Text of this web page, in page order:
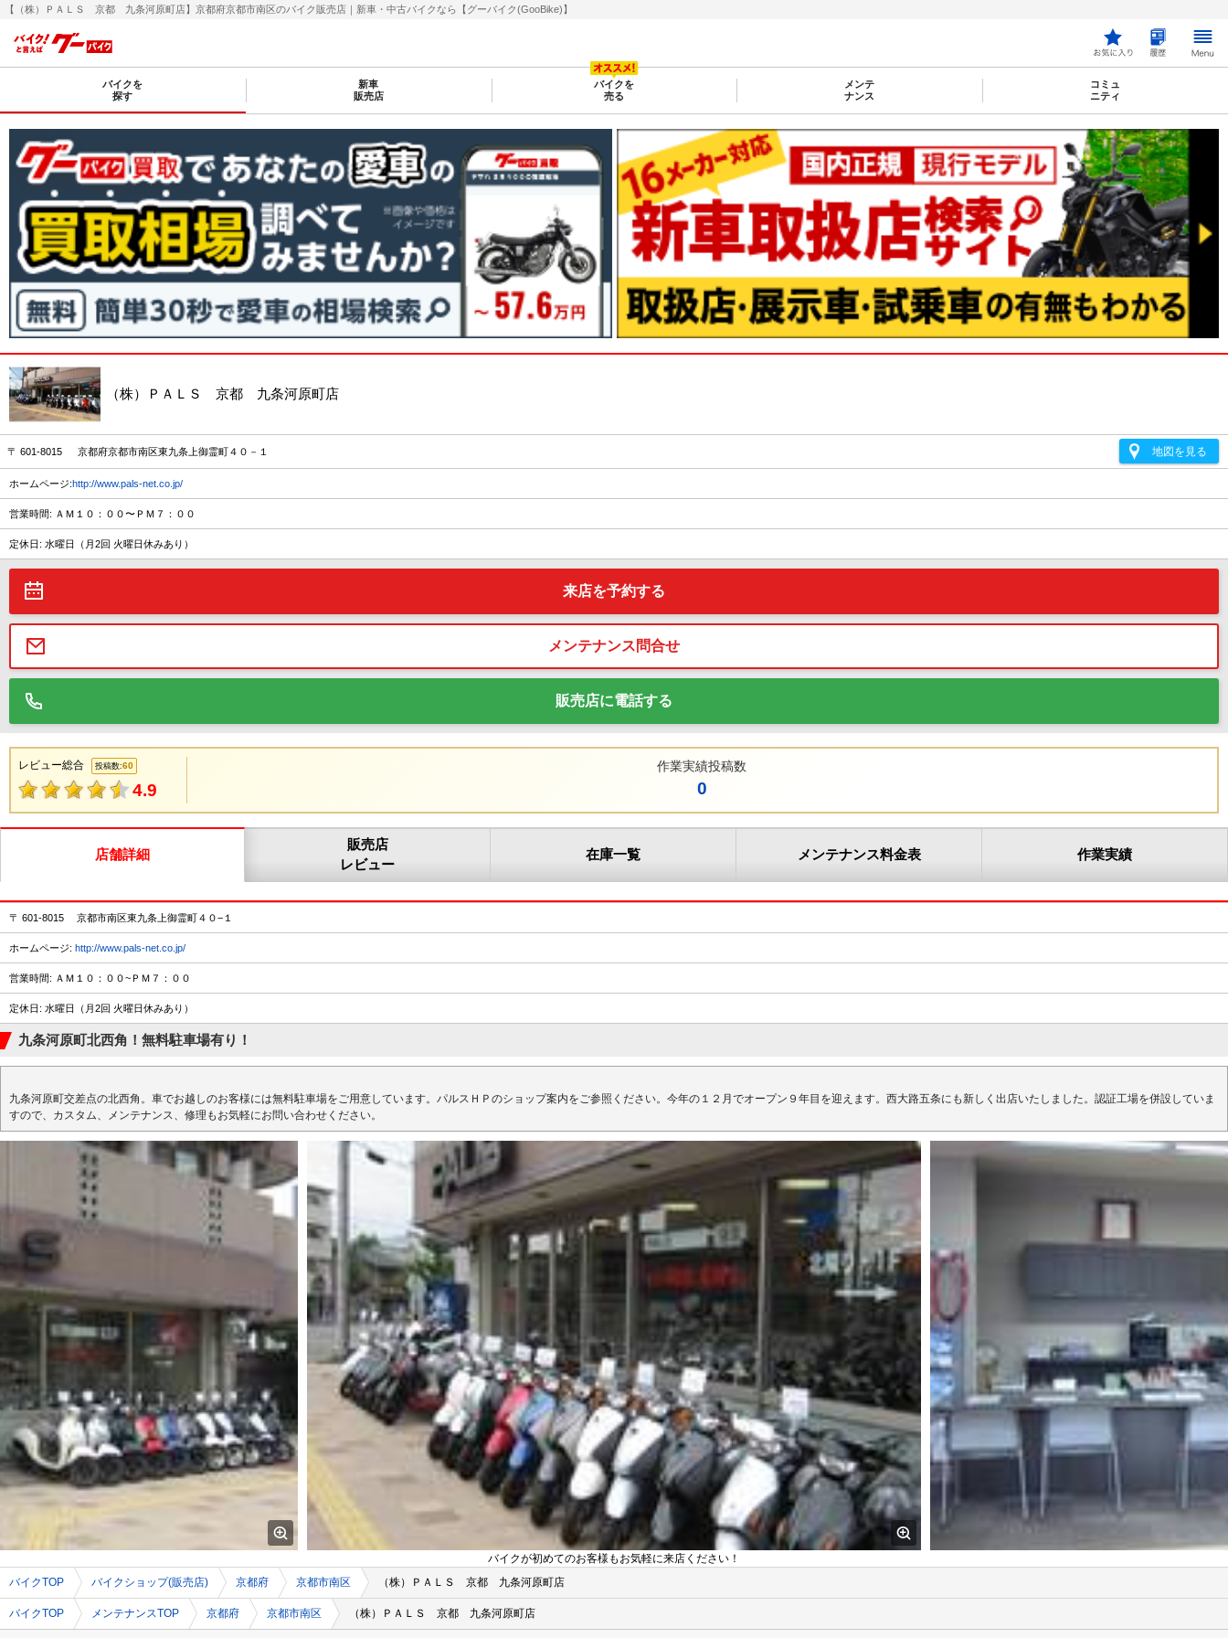
【（株）ＰＡＬＳ 京都 九条河原町店】京都府京都市南区のバイク販売店｜新車・中古バイクなら【グーバイク(GooBike)】
バイクを
探す
新車
販売店
バイクを
売る
メンテ
ナンス
コミュ
ニティ
（株）ＰＡＬＳ 京都 九条河原町店
〒 601-8015 京都府京都市南区東九条上御霊町４０－１ 地図を見る
ホームページ:http://www.pals-net.co.jp/
営業時間: ＡＭ１０：００〜ＰＭ７：００
定休日: 水曜日（月2回 火曜日休みあり）
来店を予約する
メンテナンス問合せ
販売店に電話する
レビュー総合 投稿数:60
4.9
作業実績投稿数
0
店舗詳細
販売店
レビュー
在庫一覧 メンテナンス料金表 作業実績
〒 601-8015 京都市南区東九条上御霊町４０−１
ホームページ: http://www.pals-net.co.jp/
営業時間: ＡＭ１０：００~ＰＭ７：００
定休日: 水曜日（月2回 火曜日休みあり）
九条河原町北西角！無料駐車場有り！
九条河原町交差点の北西角。車でお越しのお客様には無料駐車場をご用意しています。パルスＨＰのショップ案内をご参照ください。今年の１２月でオープン９年目を迎えます。西大路五条にも新しく出店いたしました。認証工場を併設していま
すので、カスタム、メンテナンス、修理もお気軽にお問い合わせください。
バイクが初めてのお客様もお気軽に来店ください！
バイクTOP
バイクショップ(販売店) 京都府 京都市南区 （株）ＰＡＬＳ 京都 九条河原町店
バイクTOP メンテナンスTOP 京都府 京都市南区 （株）ＰＡＬＳ 京都 九条河原町店